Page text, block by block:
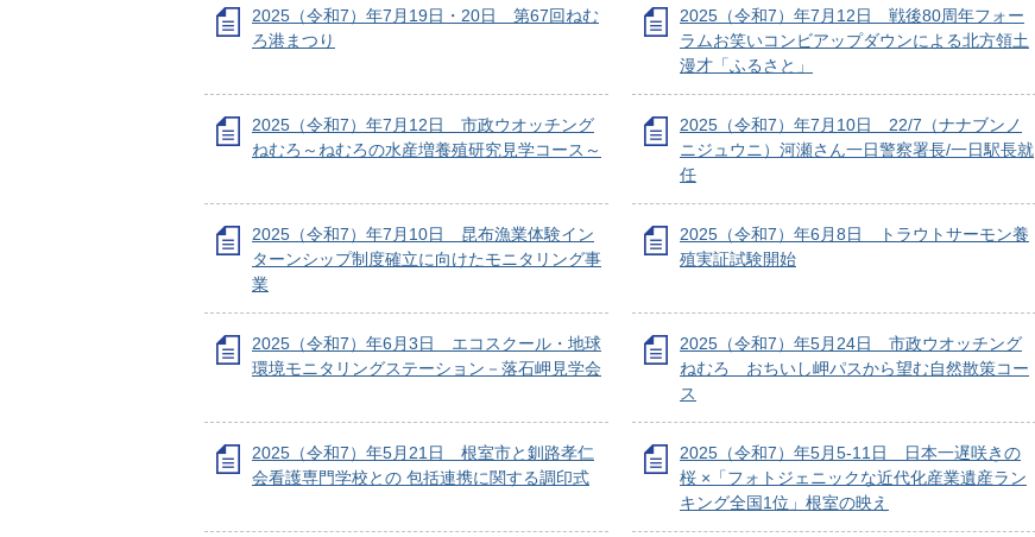
2025（令和7）年7月19日・20日 第67回ねむ
ろ港まつり
2025（令和7）年7月12日 戦後80周年フォー
ラムお笑いコンビアップダウンによる北方領土
漫才「ふるさと」
2025（令和7）年7月12日 市政ウオッチング
ねむろ～ねむろの水産増養殖研究見学コース～
2025（令和7）年7月10日 22/7（ナナブンノ
ニジュウニ）河瀬さん一日警察署長/一日駅長就
任
2025（令和7）年7月10日 昆布漁業体験イン
ターンシップ制度確立に向けたモニタリング事
業
2025（令和7）年6月8日 トラウトサーモン養
殖実証試験開始
2025（令和7）年6月3日 エコスクール・地球
環境モニタリングステーション－落石岬見学会
2025（令和7）年5月24日 市政ウオッチング
ねむろ おちいし岬パスから望む自然散策コー
ス
2025（令和7）年5月21日 根室市と釧路孝仁
会看護専門学校との 包括連携に関する調印式
2025（令和7）年5月5-11日 日本一遅咲きの
桜 ×「フォトジェニックな近代化産業遺産ラン
キング全国1位」根室の映え